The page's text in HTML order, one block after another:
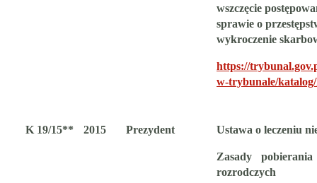
wszczęcie
sprawie o
wykroczenie
https://
w-trybunale/
K 19/15** 2015 Prezydent Ustawa o leczeniu
Zasady
rozrodczych